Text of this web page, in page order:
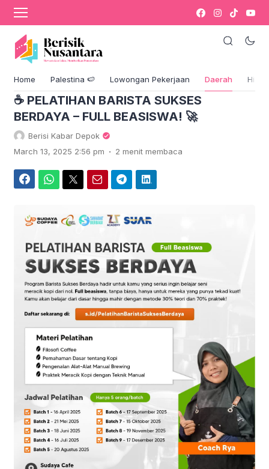
Home Palestina 🍉 Lowongan Pekerjaan Daerah
Komentar › Bisnis
☕ PELATIHAN BARISTA SUKSES
BERDAYA – FULL BEASISWA! 🚀
Berisi Kabar Depok
March 13, 2025 2:56 pm . 2 menit membaca